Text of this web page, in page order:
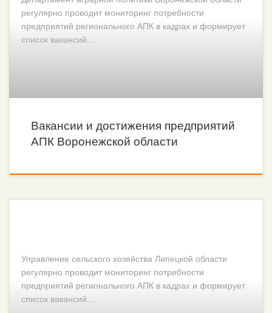
регулярно проводит мониторинг потребности
предприятий регионального АПК в кадрах и формирует
список вакансий...
Вакансии и достижения предприятий
АПК Воронежской области
Управление сельского хозяйства Липецкой области
регулярно проводит мониторинг потребности
предприятий регионального АПК в кадрах и формирует
список вакансий...